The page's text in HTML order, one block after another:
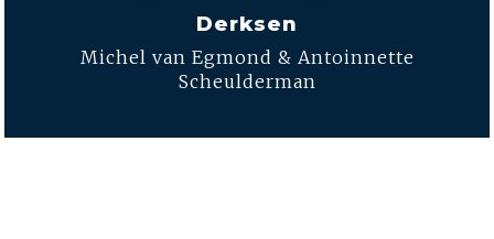
Derksen
Michel van Egmond & Antoinnette
Scheulderman